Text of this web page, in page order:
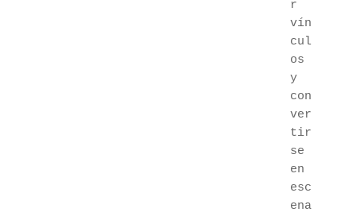
r
vín
cul
os
y
con
ver
tir
se
en
esc
ena